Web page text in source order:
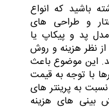
باشید که انواع
و طراحی های
پد و پیکاپ یا
نظر هزینه و روش
این موضوع باعث
با توجه به قیمت
به پرینتر های
بینی های هزینه